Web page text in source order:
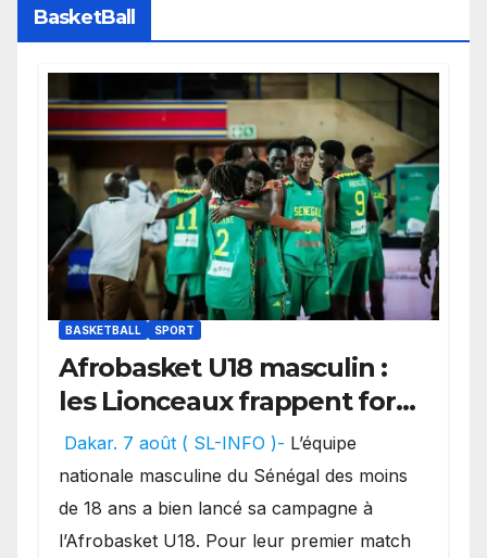
BasketBall
BASKETBALL SPORT
Afrobasket U18 masculin :
les Lionceaux frappent fort
d’entrée et lancent
idéalement leur tournoi.
Dakar. 7 août ( SL-INFO )- L’équipe
nationale masculine du Sénégal des moins
de 18 ans a bien lancé sa campagne à
l’Afrobasket U18. Pour leur premier match